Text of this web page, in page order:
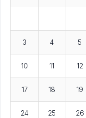
3 4 5
10 11 12
17 18 19
24 25 26